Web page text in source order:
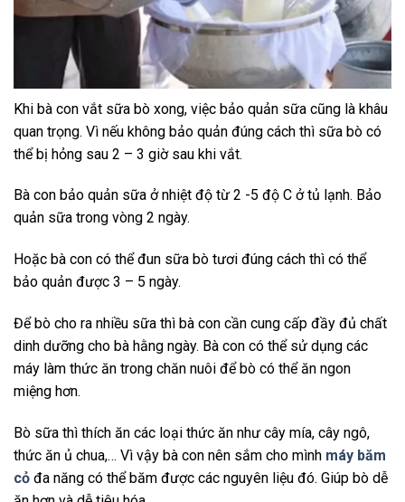
Khi bà con vắt sữa bò xong, việc bảo quản sữa cũng là khâu
quan trọng. Vì nếu không bảo quản đúng cách thì sữa bò có
thể bị hỏng sau 2 – 3 giờ sau khi vắt.
Bà con bảo quản sữa ở nhiệt độ từ 2 -5 độ C ở tủ lạnh. Bảo
quản sữa trong vòng 2 ngày.
Hoặc bà con có thể đun sữa bò tươi đúng cách thì có thể
bảo quản được 3 – 5 ngày.
Để bò cho ra nhiều sữa thì bà con cần cung cấp đầy đủ chất
dinh dưỡng cho bà hằng ngày. Bà con có thể sử dụng các
máy làm thức ăn trong chăn nuôi để bò có thể ăn ngon
miệng hơn.
Bò sữa thì thích ăn các loại thức ăn như cây mía, cây ngô,
thức ăn ủ chua,… Vì vậy bà con nên sắm cho mình máy băm
cỏ đa năng có thể băm được các nguyên liệu đó. Giúp bò dễ